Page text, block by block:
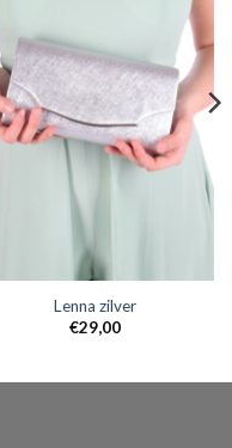
Lenna zilver
€29,00